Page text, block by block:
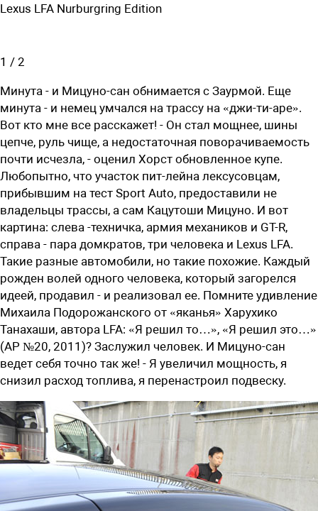
Lexus LFA Nurburgring Edition
1 / 2
Минута - и Мицуно-сан обнимается с Заурмой. Еще
минута - и немец умчался на трассу на «джи-ти-аре».
Вот кто мне все расскажет! - Он стал мощнее, шины
цепче, руль чище, а недостаточная поворачиваемость
почти исчезла, - оценил Хорст обновленное купе.
Любопытно, что участок пит-лейна лексусовцам,
прибывшим на тест Sport Auto, предоставили не
владельцы трассы, а сам Кацутоши Мицуно. И вот
картина: слева -техничка, армия механиков и GT-R,
справа - пара домкратов, три человека и Lexus LFA.
Такие разные автомобили, но такие похожие. Каждый
рожден волей одного человека, который загорелся
идеей, продавил - и реализовал ее. Помните удивление
Михаила Подорожанского от «яканья» Харухико
Танахаши, автора LFA: «Я решил то…», «Я решил это…»
(АР №20, 2011)? Заслужил человек. И Мицуно-сан
ведет себя точно так же! - Я увеличил мощность, я
снизил расход топлива, я перенастроил подвеску.